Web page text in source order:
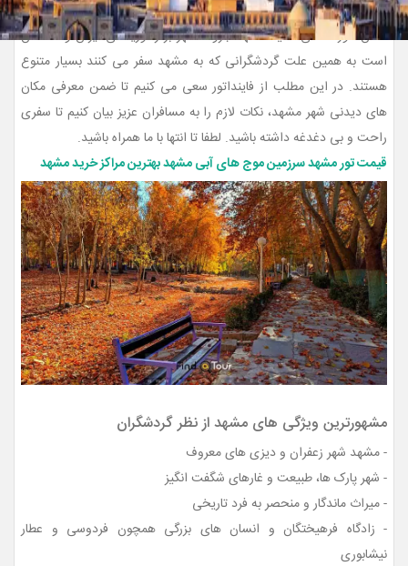
حرم امام رضا (ع) از جاذبه های گردشگری و تاریخی این شهر دیدن کنند.
همان طور که می دانید مشهد جزو 5 شهر برتر توریستی ایران و مسلمان
است به همین علت گردشگرانی که به مشهد سفر می کنند بسیار متنوع
هستند. در این مطلب از فاینداتور سعی می کنیم تا ضمن معرفی مکان
های دیدنی شهر مشهد، نکات لازم را به مسافران عزیز بیان کنیم تا سفری
راحت و بی دغدغه داشته باشید. لطفا تا انتها با ما همراه باشید.
قیمت تور مشهدسرزمین موج های آبی مشهدبهترین مراکز خرید مشهد
مشهورترین ویژگی های مشهد از نظر گردشگران
- مشهد شهر زعفران و دیزی های معروف
- شهر پارک ها، طبیعت و غارهای شگفت انگیز
- میراث ماندگار و منحصر به فرد تاریخی
- زادگاه فرهیختگان و انسان های بزرگی همچون فردوسی و عطار
نیشابوری